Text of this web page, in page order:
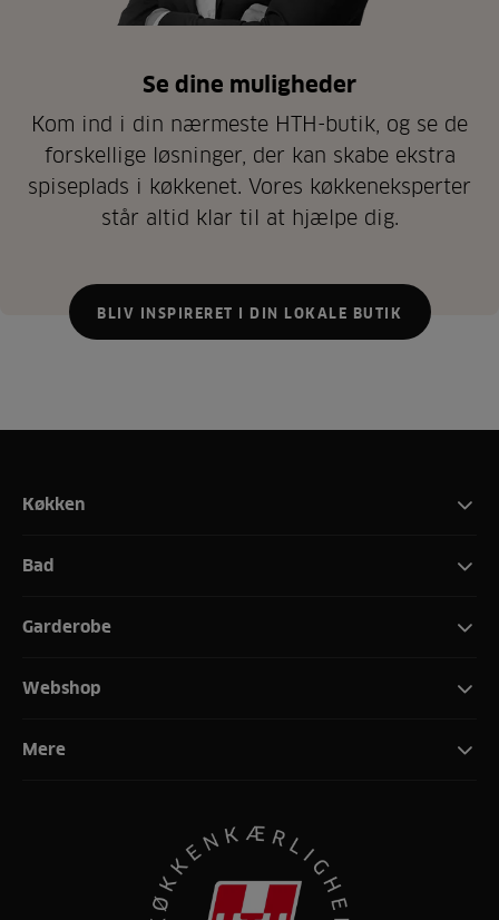
Se dine muligheder
Kom ind i din nærmeste HTH-butik, og se de
forskellige løsninger, der kan skabe ekstra
spiseplads i køkkenet. Vores køkkeneksperter
står altid klar til at hjælpe dig.
BLIV INSPIRERET I DIN LOKALE BUTIK
Køkken
Bad
Garderobe
Webshop
Mere